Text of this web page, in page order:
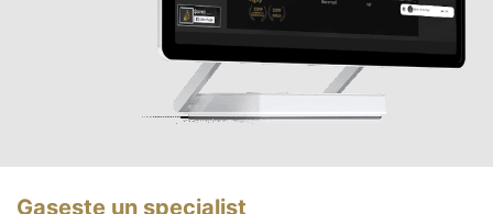
Gasește un specialist